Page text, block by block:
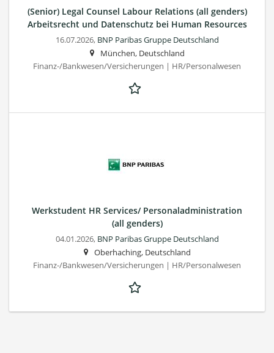
(Senior) Legal Counsel Labour Relations (all genders)
Arbeitsrecht und Datenschutz bei Human Resources
16.07.2026, BNP Paribas Gruppe Deutschland
München, Deutschland
Finanz-/Bankwesen/Versicherungen | HR/Personalwesen
Werkstudent HR Services/ Personaladministration
(all genders)
04.01.2026, BNP Paribas Gruppe Deutschland
Oberhaching, Deutschland
Finanz-/Bankwesen/Versicherungen | HR/Personalwesen